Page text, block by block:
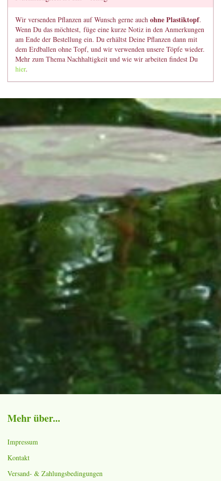
Wir versenden Pflanzen auf Wunsch gerne auch ohne Plastiktopf.
Wenn Du das möchtest, füge eine kurze Notiz in den Anmerkungen
am Ende der Bestellung ein. Du erhältst Deine Pflanzen dann mit
dem Erdballen ohne Topf, und wir verwenden unsere Töpfe wieder.
Mehr zum Thema Nachhaltigkeit und wie wir arbeiten findest Du
hier.
Mehr über...
Impressum
Kontakt
Versand- & Zahlungsbedingungen